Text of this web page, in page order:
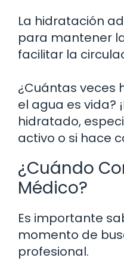
La hidratación
para mantener
facilitar la
¿Cuántas veces
el agua es vida?
hidratado,
activo o si hace
¿Cuándo
Médico?
Es importante
momento de
profesional.